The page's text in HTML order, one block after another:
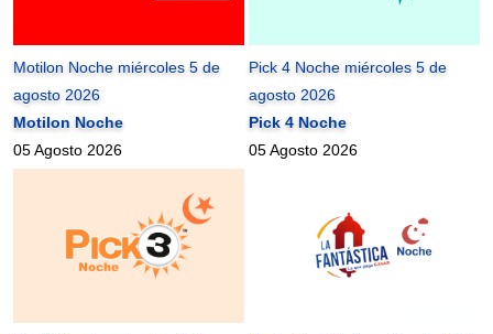
Motilon Noche miércoles 5 de
agosto 2026
Motilon Noche
05 Agosto 2026
Pick 4 Noche miércoles 5 de
agosto 2026
Pick 4 Noche
05 Agosto 2026